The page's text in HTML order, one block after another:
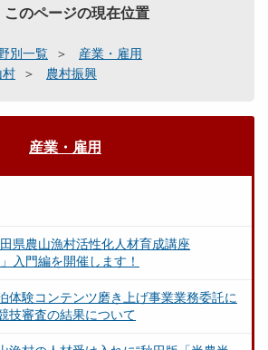
このページの現在位置
別一覧
産業・雇用
村
農村振興
産業・雇用
県農山漁村活性化人材育成講座
」入門編を開催します！
体験コンテンツ磨き上げ事業業務委託に
技審査の結果について